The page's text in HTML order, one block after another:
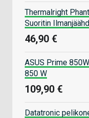
Thermalright
Suoritin
46,90 €
ASUS Prime
850 W
109,90 €
Datatronic